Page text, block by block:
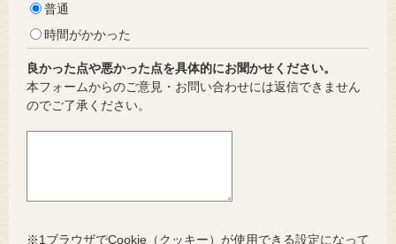
普通
時間がかかった
良かった点や悪かった点を具体的にお聞かせください。
本フォームからのご意見・お問い合わせには返信できません
のでご了承ください。
※1ブラウザでCookie（クッキー）が使用できる設定になって